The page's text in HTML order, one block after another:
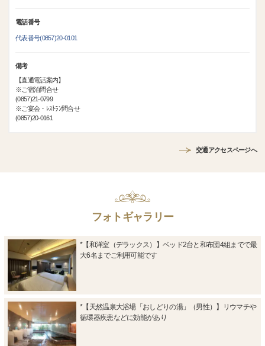
電話番号
代表番号(0857)20-0101
備考
【直通電話案内】
※ご宿泊問合せ
(0857)21-0799
※ご宴会・ﾚｽﾄﾗﾝ問合せ
(0857)20-0161
交通アクセスページへ
フォトギャラリー
*【和洋室（デラックス）】ベッド2台と和布団4組までで最
大6名までご利用可能です
*【天然温泉大浴場「おしどりの湯」（男性）】リウマチや
循環器疾患などに効能があり